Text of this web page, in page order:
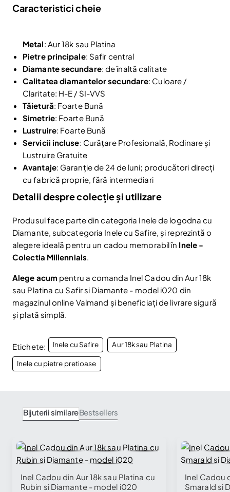
Reduceri și noutăți doar pentru abonați
Fii la curent cu noutățile și promoțiile abonându-te
la newsletter-ul nostru.
Abonare
Nu mai afișa.
Caracteristici cheie
Metal: Aur 18k sau Platina
Pietre principale: Safir central
Diamante secundare: de înaltă calitate
Calitatea diamantelor secundare: Culoare /
Claritate: H-E / SI-VVS
Tăietură: Foarte Bună
Simetrie: Foarte Bună
Lustruire: Foarte Bună
Servicii incluse: Curățare Profesională, Rodinare și
Lustruire Gratuite
Avantaje: Garanție de 24 de luni; producători direcți
cu fabrică proprie, fără intermediari
Detalii despre colecție și utilizare
Produsul face parte din categoria Inele de logodna cu
Diamante, subcategoria Inele cu Safire, și reprezintă o
alegere ideală pentru un cadou memorabil în Inele -
Colectia Millennials
Alege acum pentru a comanda Inel Cadou din Aur 18k
sau Platina cu Safir si Diamante - model i020 din
magazinul online Valmand și beneficiați de livrare sigură
și plată simplă.
Etichete: Inele cu Safire Aur 18k sau Platina
Inele cu pietre pretioase
Bijuterii similareBestsellers
Inel Cadou din Aur 18k sau Platina cu
Rubin si Diamante - model i020
Inel Cadou
Smarald si